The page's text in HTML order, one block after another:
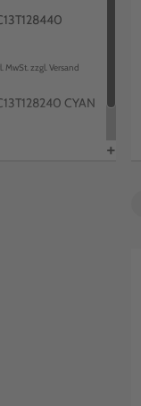
MwSt. zzgl. Versand
CYAN
+